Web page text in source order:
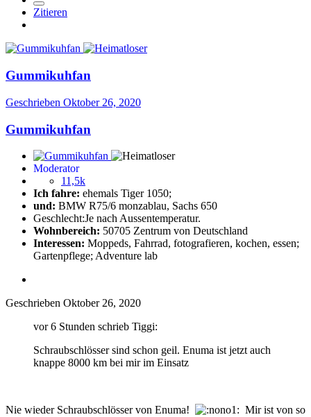
Zitieren
Gummikuhfan
Geschrieben Oktober 26, 2020
Gummikuhfan
Moderator
11,5k
Ich fahre: ehemals Tiger 1050;
und: BMW R75/6 monzablau, Sachs 650
Geschlecht:Je nach Aussentemperatur.
Wohnbereich: 50705 Zentrum von Deutschland
Interessen: Moppeds, Fahrrad, fotografieren, kochen, essen;
Gartenpflege; Adventure lab
Geschrieben Oktober 26, 2020
vor 6 Stunden schrieb Tiggi:
Schraubschlösser sind schon geil. Enuma ist jetzt auch
knappe 8000 km bei mir im Einsatz
Nie wieder Schraubschlösser von Enuma!
Mir ist von so